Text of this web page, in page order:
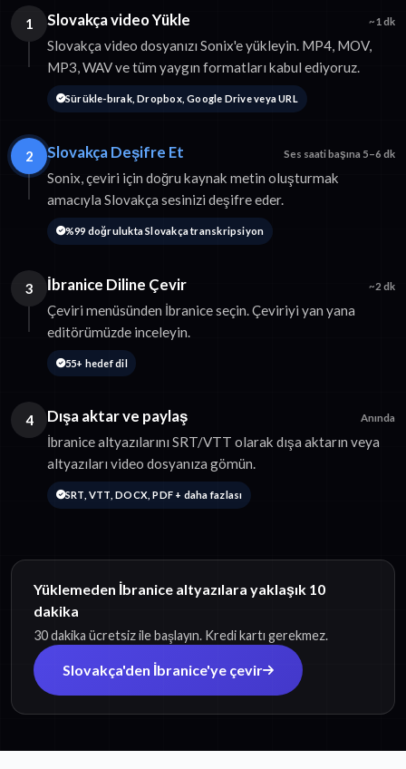
1 Slovakça video Yükle ~1 dk
Slovakça video dosyanızı Sonix'e yükleyin. MP4, MOV,
MP3, WAV ve tüm yaygın formatları kabul ediyoruz.
Sürükle-bırak, Dropbox, Google Drive veya URL
2 Slovakça Deşifre Et Ses saati başına 5–6 dk
Sonix, çeviri için doğru kaynak metin oluşturmak
amacıyla Slovakça sesinizi deşifre eder.
%99 doğrulukta Slovakça transkripsiyon
3 İbranice Diline Çevir ~2 dk
Çeviri menüsünden İbranice seçin. Çeviriyi yan yana
editörümüzde inceleyin.
55+ hedef dil
4 Dışa aktar ve paylaş Anında
İbranice altyazılarını SRT/VTT olarak dışa aktarın veya
altyazıları video dosyanıza gömün.
SRT, VTT, DOCX, PDF + daha fazlası
Yüklemeden İbranice altyazılara yaklaşık 10
dakika
30 dakika ücretsiz ile başlayın. Kredi kartı gerekmez.
Slovakça'den İbranice'ye çevir